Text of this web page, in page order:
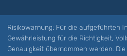
Risikowarnung: Für die aufgeführten
Gewährleistung für die Richtigkeit,
Genauigkeit übernommen werden.